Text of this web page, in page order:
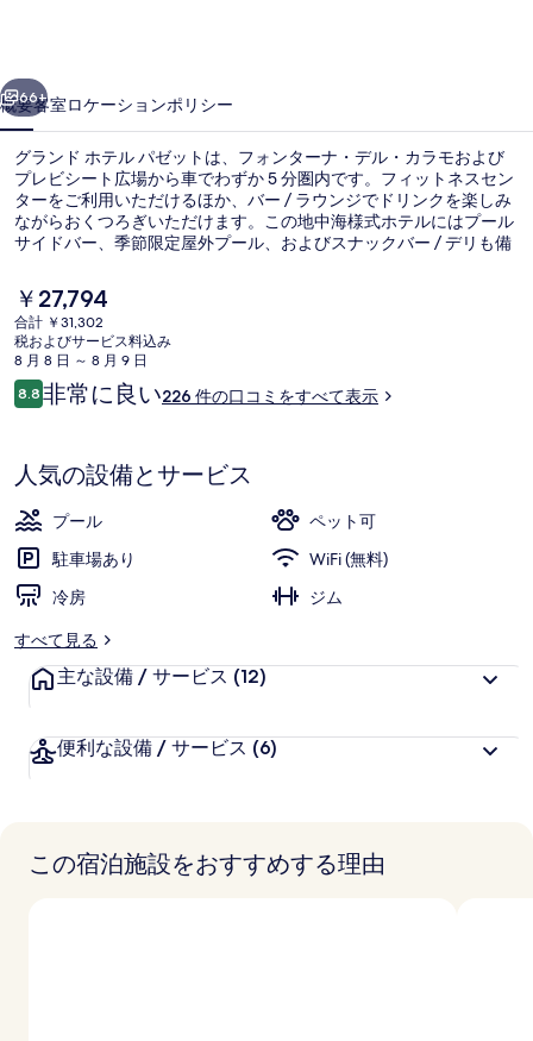
パ
ゼ
ッ
ト
の
写
真
ギ
ャ
リ
ー
次へ
66+
概要客室ロケーションポリシー
グランド ホテル パゼットは、フォンターナ・デル・カラモおよび
プレビシート広場から車でわずか 5 分圏内です。フィットネスセン
ターをご利用いただけるほか、バー / ラウンジでドリンクを楽しみ
ながらおくつろぎいただけます。この地中海様式ホテルにはプール
サイドバー、季節限定屋外プール、およびスナックバー / デリも備
現
在
の
料
金
は
す
￥27,794
合計 ￥31,302
税およびサービス料込み
8 月 8 日 ～ 8 月 9 日
口
コ
8.810段階中8.8
非常に良い226 件の口コミをすべて表示
人気の設備とサービス
プール
ペット可
駐車場あり
WiFi (無料)
冷房
ジム
すべて見る
主な設備 / サービス (12)
便利な設備 / サービス (6)
この宿泊施設をおすすめする理由